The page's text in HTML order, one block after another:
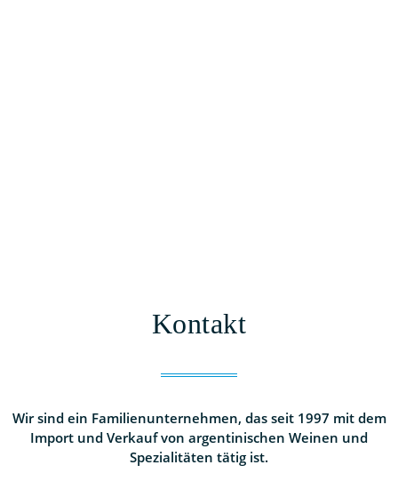
Kontakt
Wir sind ein Familienunternehmen, das seit 1997 mit dem
Import und Verkauf von argentinischen Weinen und
Spezialitäten tätig ist.